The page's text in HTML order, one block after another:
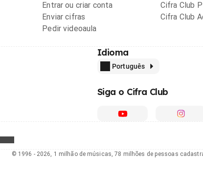
Entrar ou criar conta
Enviar cifras
Pedir videoaula
Cifra Club
Cifra Club
Idioma
Português
Siga o Cifra Club
© 1996 - 2026, 1 milhão de músicas, 78 milhões de pessoas